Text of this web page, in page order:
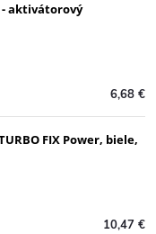
- aktivátorový
6,68 €
FIX Power, biele,
10,47 €